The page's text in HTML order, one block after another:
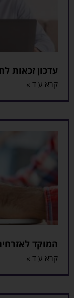
עדכון זכאות
קרא עוד »
המוקד
קרא עוד »